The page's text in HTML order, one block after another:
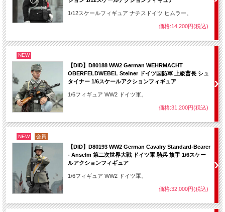
1/12スケールフィギュア ナチスドイツ ヒムラー。
価格:14,200円(税込)
NEW
【DID】D80188 WW2 German WEHRMACHT
OBERFELDWEBEL Steiner ドイツ国防軍 上級曹長 シュ
タイナー 1/6スケールアクションフィギュア
1/6フィギュア WW2 ドイツ軍。
価格:31,200円(税込)
NEW 会員
【DID】D80193 WW2 German Cavalry Standard-Bearer
- Anselm 第二次世界大戦 ドイツ軍 騎兵 旗手 1/6スケー
ルアクションフィギュア
1/6フィギュア WW2 ドイツ軍。
価格:32,000円(税込)